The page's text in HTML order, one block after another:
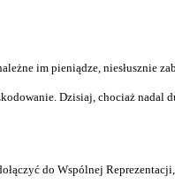
im pieniądze, niesłusznie
Dzisiaj, chociaż nadal
do Wspólnej